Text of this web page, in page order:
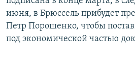
июня, в Брюссель прибудет
Петр Порошенко, чтобы
под экономической частью